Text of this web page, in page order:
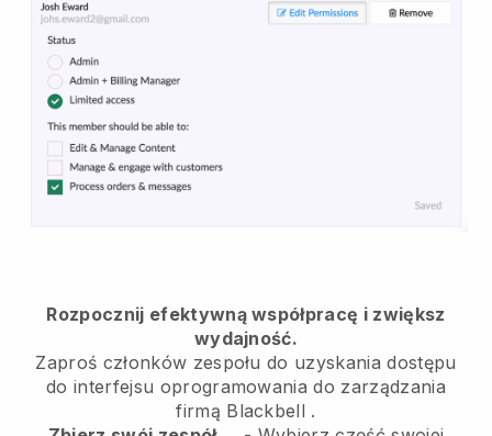
Rozpocznij efektywną współpracę i zwiększ
wydajność.
Zaproś członków zespołu do uzyskania dostępu
do interfejsu oprogramowania do zarządzania
firmą Blackbell .